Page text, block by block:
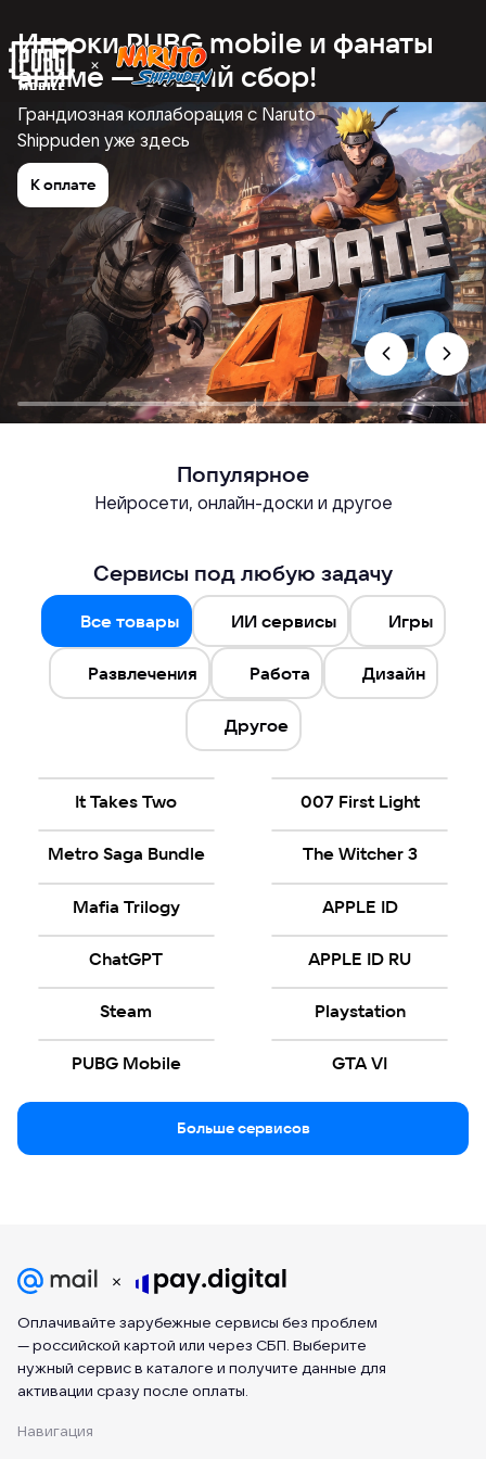
Игроки PUBG mobile и фанаты
аниме — общий сбор!
Грандиозная коллаборация с Naruto
Shippuden уже здесь
К оплате
Популярное
Нейросети, онлайн-доски и другое
Сервисы под любую задачу
Все товары ИИ сервисы Игры
Развлечения Работа Дизайн
Другое
It Takes Two 007 First Light
Metro Saga Bundle The Witcher 3
Mafia Trilogy APPLE ID
ChatGPT APPLE ID RU
Steam Playstation
PUBG Mobile GTA VI
Больше сервисов
Оплачивайте зарубежные сервисы без проблем
— российской картой или через СБП. Выберите
нужный сервис в каталоге и получите данные для
активации сразу после оплаты.
Навигация